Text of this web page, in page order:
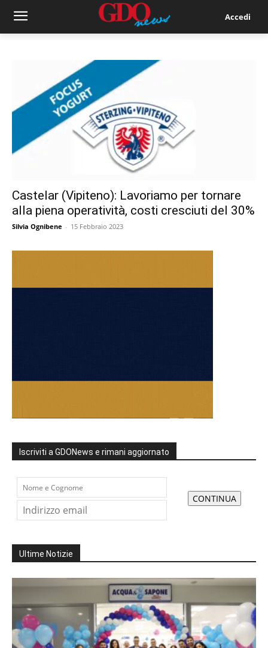
Accedi
Castelar (Vipiteno): Lavoriamo per tornare
alla piena operatività, costi cresciuti del 30%
Silvia Ognibene - 15 Febbraio 2023
Iscriviti a GDONews e rimani aggiornato
Ultime Notizie